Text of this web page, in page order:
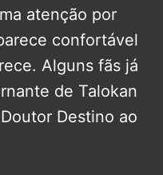
atenção por
confortável
Alguns fãs já
de Talokan
Destino ao